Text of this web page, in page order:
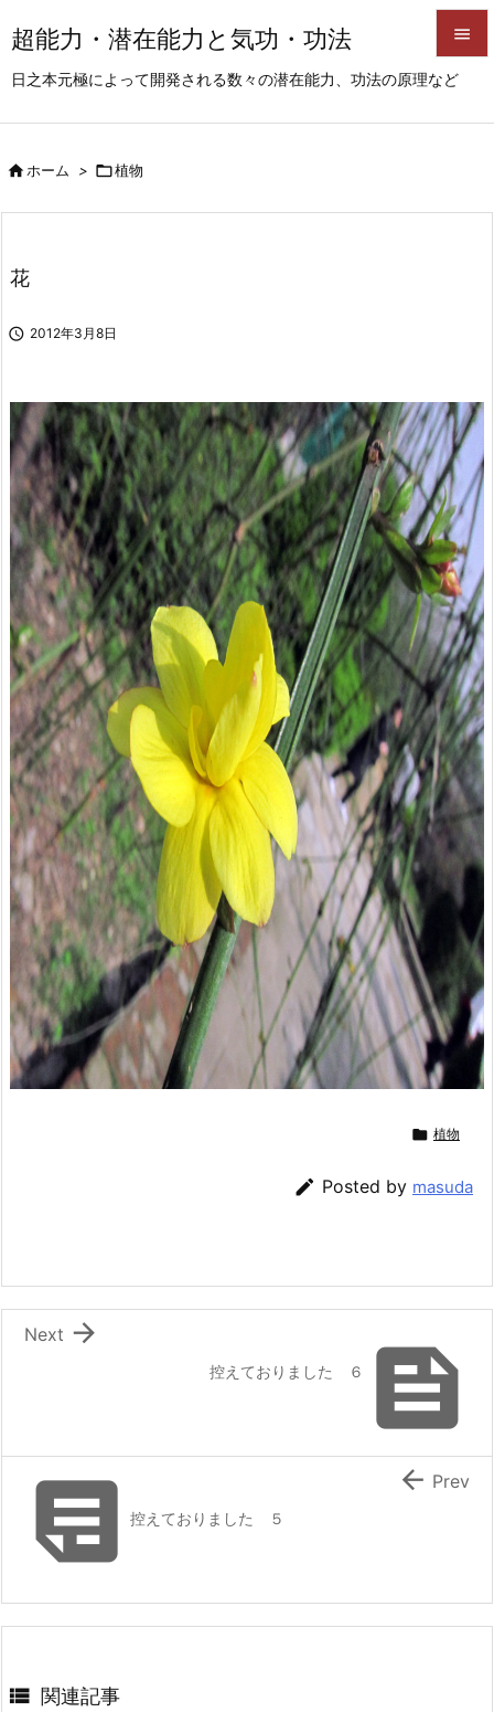
超能力・潜在能力と気功・功法
日之本元極によって開発される数々の潜在能力、功法の原理など


前へ
ホーム > 植物
花
 2012年3月8日
 植物
 Posted by masuda

控えておりました ６

Next
控えておりました ５
 Prev
 関連記事